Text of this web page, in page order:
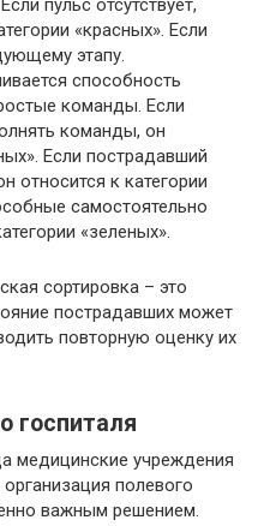
пульс отсутствует,
«красных». Если
этапу.
способность
команды. Если
команды, он
Если пострадавший
относится к категории
самостоятельно
«зеленых».
сортировка – это
пострадавших может
повторную оценку их
госпиталя
медицинские учреждения
полевого
важным решением.